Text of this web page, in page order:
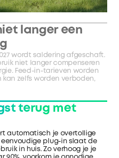
langer een
wordt saldering afgeschaft.
niet langer compenseren
Feed-in-tarieven worden
zelfs worden verboden,
terug met
automatisch je overtollige
plug-in slaat de
in huis. Zo verhoog je je